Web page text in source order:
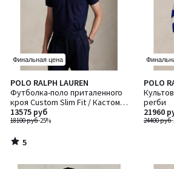
Финальная цена
POLO RALPH LAUREN
Футболка-поло приталенного
кроя Custom Slim Fit / Кастом
Слим Фит из эластичного пике
18100 руб-25%
13575 руб
5
/
5
5
/
POLO
регби
24400 руб
21960